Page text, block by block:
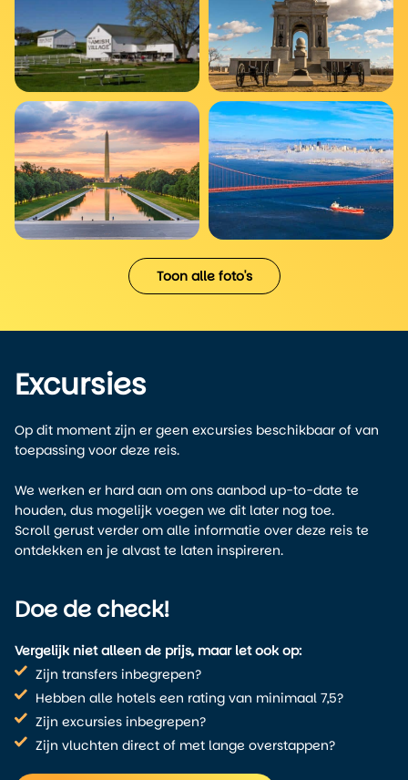
Toon alle foto's
Excursies
Op dit moment zijn er geen excursies beschikbaar of van
toepassing voor deze reis.
We werken er hard aan om ons aanbod up-to-date te
houden, dus mogelijk voegen we dit later nog toe.
Scroll gerust verder om alle informatie over deze reis te
ontdekken en je alvast te laten inspireren.
Doe de check!
Vergelijk niet alleen de prijs, maar let ook op:
Zijn transfers inbegrepen?
Hebben alle hotels een rating van minimaal 7,5?
Zijn excursies inbegrepen?
Zijn vluchten direct of met lange overstappen?